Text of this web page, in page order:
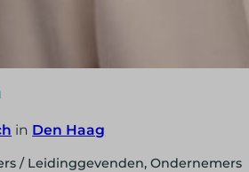
in Den Haag
/ Leidinggevenden, Ondernemers